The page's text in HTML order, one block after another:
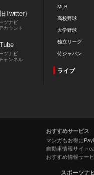
Twitter）
ツナビ
カウント
ツナビ
ャンネル
MLB
高校野球
大学野球
独立リーグ
侍ジャパン
ライブ
おすすめサービス
マンガもお得に
自動車情報サイト
おすすめ情報サー
スポーツナ